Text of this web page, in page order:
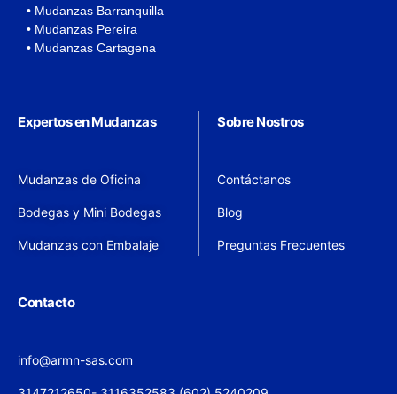
• Mudanzas Barranquilla
• Mudanzas Pereira
• Mudanzas Cartagena
Expertos en Mudanzas
Mudanzas de Oficina
Bodegas y Mini Bodegas
Mudanzas con Embalaje
Sobre Nostros
Contáctanos
Blog
Preguntas Frecuentes
Contacto
info@armn-sas.com